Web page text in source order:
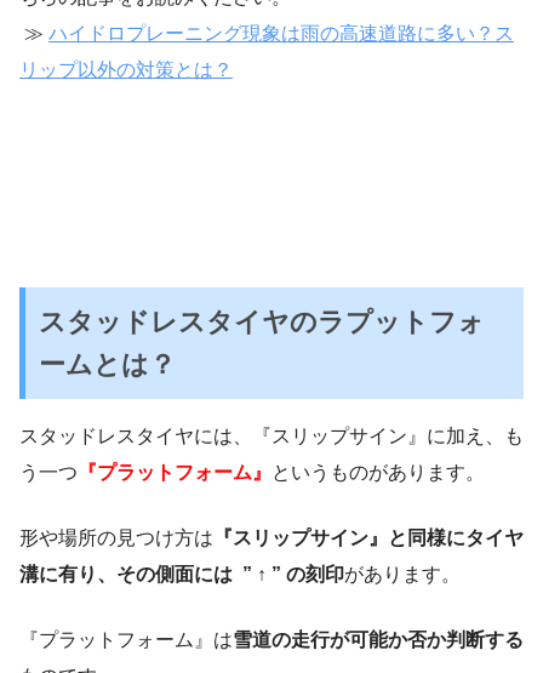
≫ ハイドロプレーニング現象は雨の高速道路に多い？ス
リップ以外の対策とは？
スタッドレスタイヤのラプットフォ
ームとは？
スタッドレスタイヤには、『スリップサイン』に加え、も
う一つ 『プラットフォーム』 というものがあります。
形や場所の見つけ方は 『スリップサイン』と同様にタイヤ
溝に有り、その側面には ” ↑ ” の刻印があります。
『プラットフォーム』は雪道の走行が可能か否か判断する